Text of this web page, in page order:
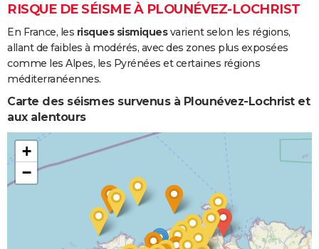
Coulées de
Inondations
et/ou
Coulées de
Boue
27/05/1992 27/05/1992 1 j Oui
et/ou
Coulées de
Boue
RISQUE DE SÉISME À PLOUNÉVEZ-LOCHRIST
En France, les risques sismiquesvarient selon les régions,
allant de faibles à modérés, avec des zones plus exposées
comme les Alpes, les Pyrénées et certaines régions
méditerranéennes.
Carte des séismes survenus à Plounévez-Lochrist et
aux alentours
+
−